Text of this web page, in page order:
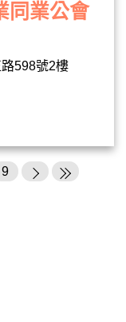
同業公會
598號2樓
9